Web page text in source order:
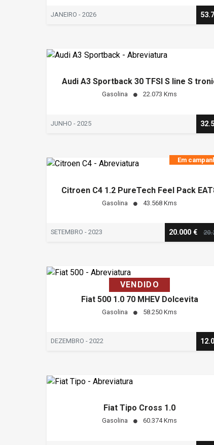
JANEIRO - 2026
Audi A3 Sportback 30 TFSI S line S
Gasolina 22.073 Kms
JUNHO - 2025
Em
Citroen C4 1.2 PureTech Feel Pack
Gasolina 43.568 Kms
SETEMBRO - 2023 20.000 €
VENDIDO
Fiat 500 1.0 70 MHEV Dolcevita
Gasolina 58.250 Kms
DEZEMBRO - 2022
Fiat Tipo Cross 1.0
Gasolina 60.374 Kms